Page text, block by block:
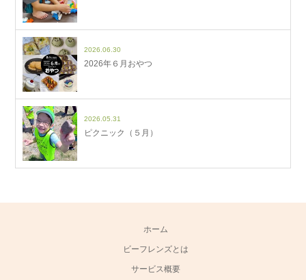
2026.06.30
2026年６月おやつ
2026.05.31
ピクニック（５月）
ホーム
ビーフレンズとは
サービス概要